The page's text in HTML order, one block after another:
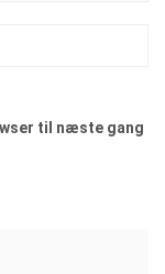
til næste gang